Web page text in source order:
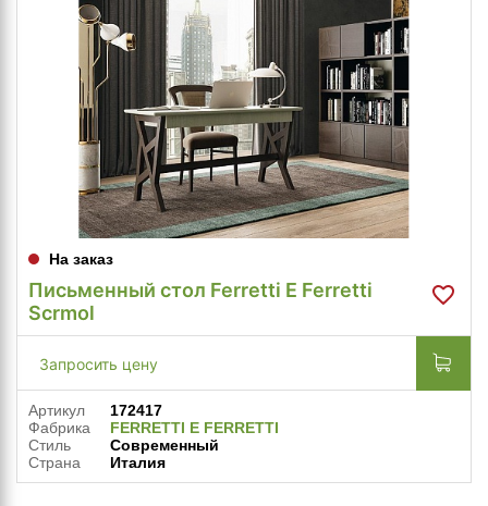
На заказ
Письменный стол Ferretti E Ferretti
Scrmol
Запросить цену
Артикул
172417
Фабрика
FERRETTI E FERRETTI
Стиль
Современный
Страна
Италия